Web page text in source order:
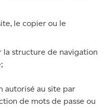
le copier ou le
structure de navigation
autorisé au site par
de mots de passe ou